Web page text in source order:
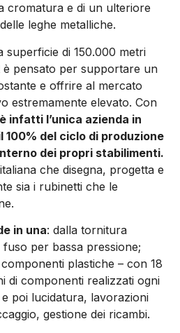
cromatura e di un ulteriore
leghe metalliche.
superficie di 150.000 metri
pensato per supportare un
e offrire al mercato
estremamente elevato. Con
infatti l’unica azienda in
100% del ciclo di produzione
dei propri stabilimenti.
che disegna, progetta e
sia i rubinetti che le
in una: dalla tornitura
fuso per bassa pressione;
plastiche – con 18
di componenti realizzati ogni
poi lucidatura, lavorazioni
gestione dei ricambi.